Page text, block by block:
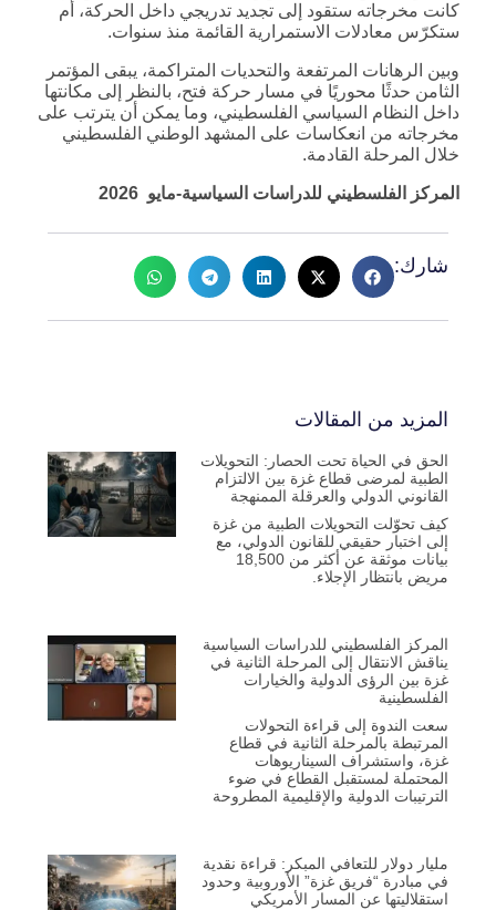
كانت مخرجاته ستقود إلى تجديد تدريجي داخل الحركة، أم
ستكرّس معادلات الاستمرارية القائمة منذ سنوات.
وبين الرهانات المرتفعة والتحديات المتراكمة، يبقى المؤتمر
الثامن حدثًا محوريًا في مسار حركة فتح، بالنظر إلى مكانتها
داخل النظام السياسي الفلسطيني، وما يمكن أن يترتب على
مخرجاته من انعكاسات على المشهد الوطني الفلسطيني
خلال المرحلة القادمة.
المركز الفلسطيني للدراسات السياسية-مايو 2026
شارك:
المزيد من المقالات
الحق في الحياة تحت الحصار: التحويلات
الطبية لمرضى قطاع غزة بين الالتزام
القانوني الدولي والعرقلة الممنهجة
كيف تحوّلت التحويلات الطبية من غزة
إلى اختبار حقيقي للقانون الدولي، مع
بيانات موثقة عن أكثر من 18,500
مريض بانتظار الإجلاء.
المركز الفلسطيني للدراسات السياسية
يناقش الانتقال إلى المرحلة الثانية في
غزة بين الرؤى الدولية والخيارات
الفلسطينية
سعت الندوة إلى قراءة التحولات
المرتبطة بالمرحلة الثانية في قطاع
غزة، واستشراف السيناريوهات
المحتملة لمستقبل القطاع في ضوء
الترتيبات الدولية والإقليمية المطروحة
مليار دولار للتعافي المبكر: قراءة نقدية
في مبادرة “فريق غزة” الأوروبية وحدود
استقلاليتها عن المسار الأمريكي